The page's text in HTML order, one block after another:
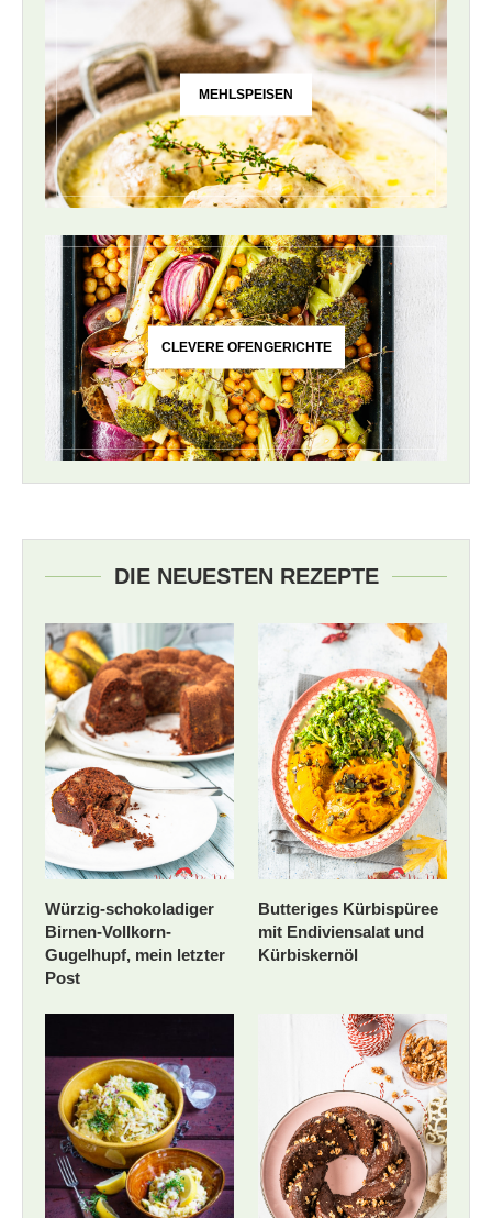
MEHLSPEISEN
CLEVERE OFENGERICHTE
DIE NEUESTEN REZEPTE
Würzig-schokoladiger
Birnen-Vollkorn-
Gugelhupf, mein letzter
Post
Butteriges Kürbispüree
mit Endiviensalat und
Kürbiskernöl